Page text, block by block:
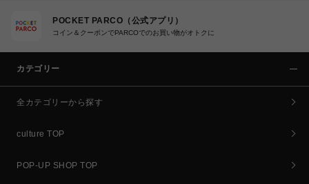
POCKET PARCO（公式アプリ）
コイン＆クーポンでPARCOでのお買い物がオトクに
カテゴリー
全カテゴリーから探す
culture TOP
POP-UP SHOP TOP